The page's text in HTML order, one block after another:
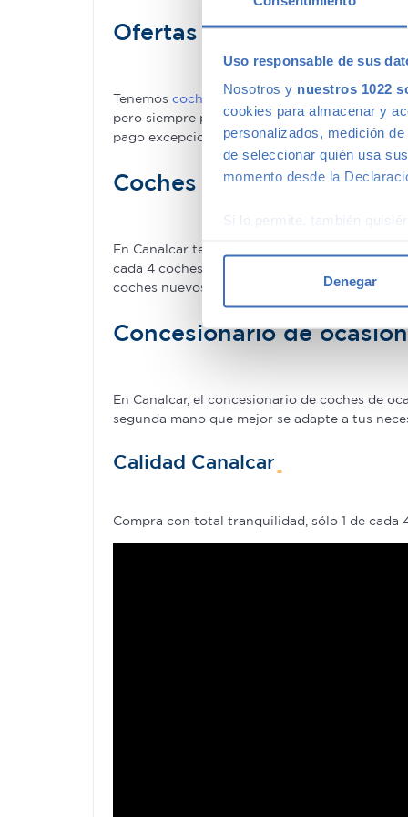
Uso responsable de sus
Nosotros y nuestros 1022
cookies para almacenar y
personalizados, medición
de seleccionar quién usa
momento desde la
Si lo permite, también
Obtenga más información
redes sociales, publicidad y
que hayan recopilado a
Denegar
Ofertas en coches de
Tenemos coches con descuentosde hasta
pero siempre podrás encontrar descuentos
pago excepcionales, adaptándonos a tus
Coches de ocasión con
En Canalcar tenemos los coches de segunda
cada 4 coches–. Estamos tan seguros de la
coches nuevos.
Concesionario de
En Canalcar, el concesionario de coches de
segunda mano que mejor se adapte a tus
Calidad Canalcar
Compra con total tranquilidad, sólo 1 de cada